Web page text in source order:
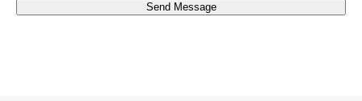
Send Message